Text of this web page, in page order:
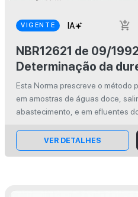
VIGENTE add_shopping_cart
NBR12621 de 09/1992 - Águas -
Determinação da
titulométrico do
ensaio
Esta Norma prescreve o método
em amostras de águas doce,
abastecimento, e em efluentes
VER DETALHES